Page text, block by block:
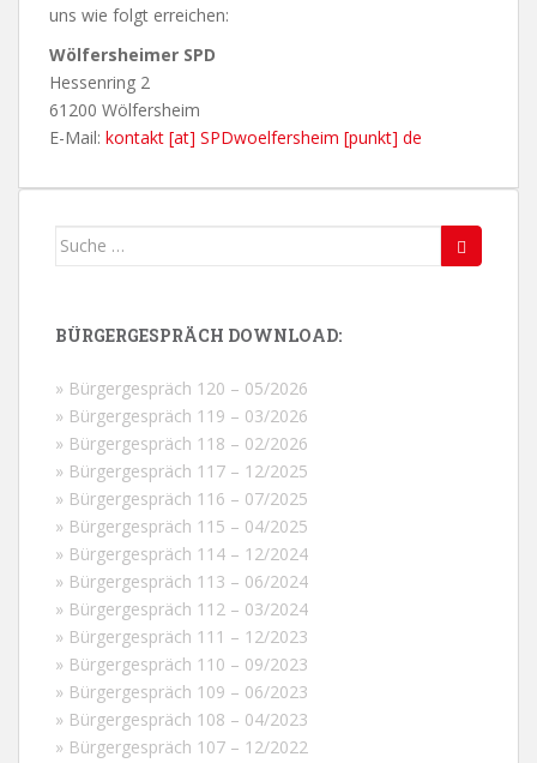
uns wie folgt erreichen:
Wölfersheimer SPD
Hessenring 2
61200 Wölfersheim
E-Mail: kontakt [at] SPDwoelfersheim [punkt] de
Suche
BÜRGERGESPRÄCH DOWNLOAD:
» Bürgergespräch 120 – 05/2026
» Bürgergespräch 119 – 03/2026
» Bürgergespräch 118 – 02/2026
» Bürgergespräch 117 – 12/2025
» Bürgergespräch 116 – 07/2025
» Bürgergespräch 115 – 04/2025
» Bürgergespräch 114 – 12/2024
» Bürgergespräch 113 – 06/2024
» Bürgergespräch 112 – 03/2024
» Bürgergespräch 111 – 12/2023
» Bürgergespräch 110 – 09/2023
» Bürgergespräch 109 – 06/2023
» Bürgergespräch 108 – 04/2023
» Bürgergespräch 107 – 12/2022